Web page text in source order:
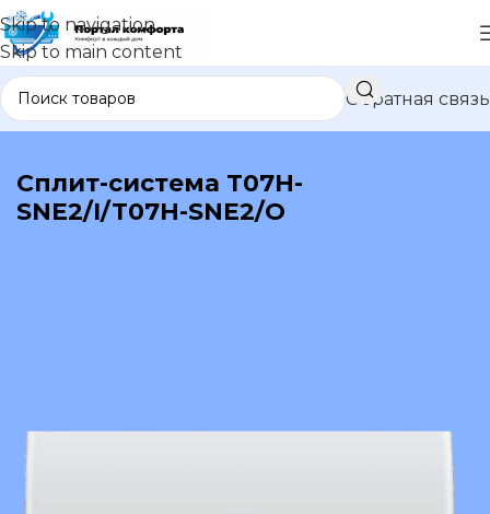
Skip to navigation
Skip to main content
Обратная связь
В каталог
Сплит-система T07H-
SNE2/I/T07H-SNE2/O